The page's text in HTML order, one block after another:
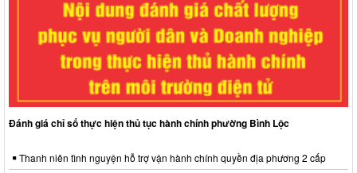
Đánh giá chỉ số thực hiện thủ tục hành chính phường Bình Lộc
Thanh niên tình nguyện hỗ trợ vận hành chính quyền địa phương 2 cấp